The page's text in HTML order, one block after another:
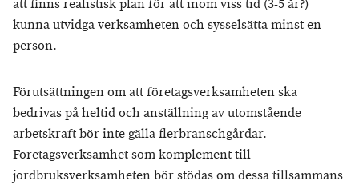
att finns realistisk plan för att inom viss tid (3-5 år?)
kunna utvidga verksamheten och sysselsätta minst en
person.
Förutsättningen om att företagsverksamheten ska
bedrivas på heltid och anställning av utomstående
arbetskraft bör inte gälla flerbranschgårdar.
Företagsverksamhet som komplement till
jordbruksverksamheten bör stödas om dessa tillsammans